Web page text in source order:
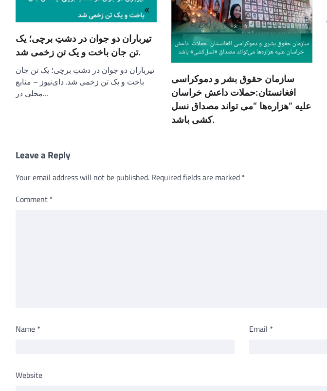
تیرباران دو جوان در دشتِ برچی؛ یک
تن جان باخت و یک تن زخمی شد.
تیرباران دو جوان در دشتِ برچی؛ یک تن جان
باخت و یک تن زخمی شد. دای‌نیوز – منابع
محلی در…
سازمان حقوق بشر و دموکراسی
افغانستان:حملات داعش خراسان
علیه “هزاره‌ها “می تواند مصداق نسل
کشی باشد.
Leave a Reply
Your email address will not be published. Required fields are marked *
Comment *
Name * Email *
Website